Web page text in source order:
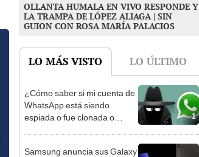
OLLANTA HUMALA EN VIVO RESPONDE Y
LA TRAMPA DE LÓPEZ ALIAGA | SIN
GUION CON ROSA MARÍA PALACIOS
LO MÁS VISTO LO ÚLTIMO
1
¿Cómo saber si mi cuenta de
WhatsApp está siendo
espiada o fue clonada o
Samsung anuncia sus Galaxy